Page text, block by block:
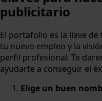
publicitario
El portafolio es la llave
tu nuevo empleo y la
perfil profesional. Te
ayudarte a conseguir el
Elige un buen